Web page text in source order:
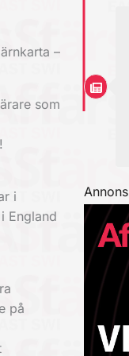
–
som
i
England
på
Annons